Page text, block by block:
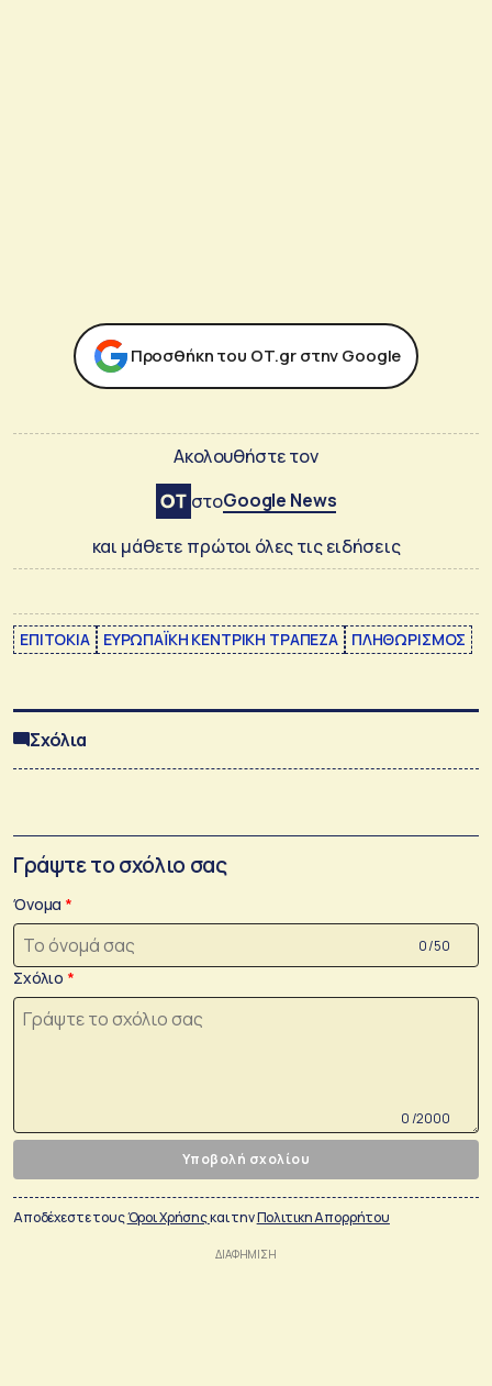
Προσθήκη του ΟΤ.gr στην Google
Ακολουθήστε τον
στοGoogle News
και μάθετε πρώτοι όλες τις ειδήσεις
ΕΠΙΤΟΚΙΑ ΕΥΡΩΠΑΪΚΗ ΚΕΝΤΡΙΚΗ ΤΡΑΠΕΖΑ ΠΛΗΘΩΡΙΣΜΟΣ
Σχόλια
Γράψτε το σχόλιο σας
Όνομα
0 /50
Σχόλιο
0 /2000
Υποβολή σχολίου
Αποδέχεστε τουςΌροι Χρήσηςκαι τηνΠολιτικη Απορρήτου